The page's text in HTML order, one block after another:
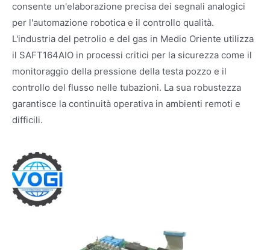
consente un'elaborazione precisa dei segnali analogici
per l'automazione robotica e il controllo qualità.
L'industria del petrolio e del gas in Medio Oriente utilizza
il SAFT164AIO in processi critici per la sicurezza come il
monitoraggio della pressione della testa pozzo e il
controllo del flusso nelle tubazioni. La sua robustezza
garantisce la continuità operativa in ambienti remoti e
difficili.